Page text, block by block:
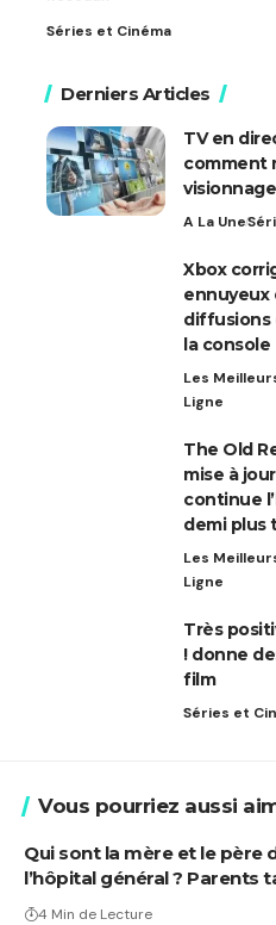
Séries et Cinéma
Derniers Articles
TV en
comment
A La Une
Xbox
ennuyeux
diffusions
la console
Les
Ligne
The Old
mise à
continue
demi plus
Les
Ligne
Très
! donne
film
Séries et
Vous pourriez aussi
Qui sont la mère et le père
l’hôpital général ? Parents
4 Min de Lecture